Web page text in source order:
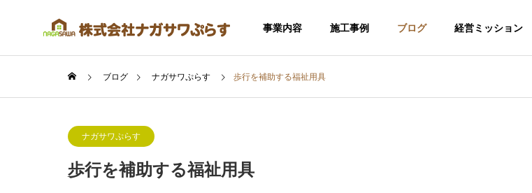
事業内容 施工事例 ブログ 経営ミッション
ブログ ナガサワぷらす 歩行を補助する福祉用具
ナガサワぷらす
歩行を補助する福祉用具